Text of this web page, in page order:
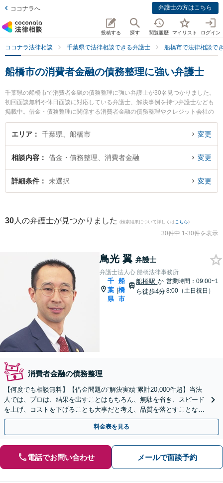
ココナラへ 弁護士の方はこちら
投稿する 探す 閲覧履歴 マイリスト ログイン
ココナラ法律相談 千葉県で法律相談できる弁護士 船橋市で法律相談で
船橋市の消費者金融の債務整理に強い弁護士
千葉県の船橋市で消費者金融の債務整理に強い弁護士が30名見つかりました。
初回面談無料や休日面談に対応している弁護士、解決事例を持つ弁護士なども
掲載中。借金・債務整理に関係する消費者金融の債務整理やクレジット会社の
債務整理、リボ払いの債務整理等の細かな分野での絞り込み検索もでき便利で
す。特に弁護士法人心 船橋法律事務所の鳥光 翼弁護士やネクスパート法律事務
されています。『船橋市で土日や夜間に発生した消費者金融の債務整理のトラ
ブルを今すぐに弁護士に相談したい』『消費者金融の債務整理のトラブル解決
の実績豊富な近くの弁護士を検索したい』『初回相談無料で消費者金融の債務
エリア 千葉県、船橋市 変更
相談内容 借金・債務整理、消費者金融 変更
詳細条件 未選択 変更
30 人の弁護士が見つかりました (検索結果について詳しくは こちら)
30件中 1-30件を表示
鳥光 翼 弁護士
弁護士法人心 船橋法律事務所
千
葉
県
|
船
橋
市
船橋駅か
ら徒歩4分
営業時間：09:00~1
8:00（土日祝日）
消費者金融の債務整理
【何度でも相談無料】【借金問題の“解決実績”累計20,000件超】当法
人では、プロは、結果を出すことはもちろん、無駄を省き、スピード
を上げ、コストを下げることも大事だと考え、品質を落とすことな
く、費用を可能な限り安くすることにこだわります。
料金表を見る
電話でお問い合わせ メールで面談予約